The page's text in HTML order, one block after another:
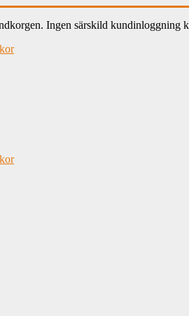
Ingen särskild kundinloggning